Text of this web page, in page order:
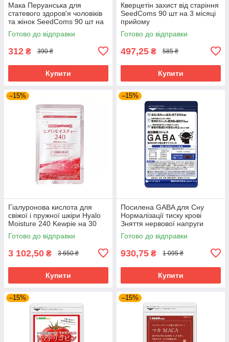
Мака Перуанська для
статевого здоров'я чоловіків
та жінок SeedComs 90 шт на
1 місяць прийому
Готово до відправки
312 ₴ 390 ₴
Купити
Кверцетін захист від старіння
SeedComs 90 шт на 3 місяці
прийому
Готово до відправки
497,25 ₴ 585 ₴
Купити
–15%
Гіалуронова кислота для
свіжої і пружної шкіри Hyalo
Moisture 240 Kewpie на 30
днів прийому
Готово до відправки
3 102,50 ₴ 3 650 ₴
Купити
–15%
Посилена GABA для Сну
Нормалізації тиску крові
Зняття нервової напруги
Габа SeedComs 30 шт на 1
місяць прийому
Готово до відправки
930,75 ₴ 1 095 ₴
Купити
–15% –15%